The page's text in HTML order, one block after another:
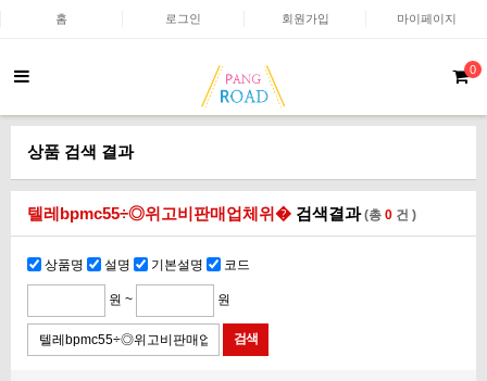
홈 로그인 회원가입 마이페이지
0
상품 검색 결과
텔레bpmc55÷◎위고비판매업체위� 검색결과(총 0 건 )
상품명 설명 기본설명 코드
원 ~ 원